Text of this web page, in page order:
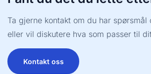
Ta gjerne kontakt om du har spørsmål
eller vil diskutere hva som passer til
Kontakt oss